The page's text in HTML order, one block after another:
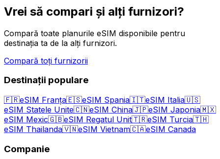
Vrei să compari și alți furnizori?
Compară toate planurile eSIM disponibile pentru
destinația ta de la alți furnizori.
Compară toți furnizorii
Destinații populare
🇫🇷eSIM Franța🇪🇸eSIM Spania🇮🇹eSIM Italia🇺🇸
eSIM Statele Unite🇨🇳eSIM China🇯🇵eSIM Japonia🇲🇽
eSIM Mexic🇬🇧eSIM Regatul Unit🇹🇷eSIM Turcia🇹🇭
eSIM Thailanda🇻🇳eSIM Vietnam🇨🇦eSIM Canada
Companie